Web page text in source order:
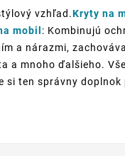
vzhľad.Kryty na
mobil : Kombinujú
a nárazmi,
a mnoho ďalšieho.
ten správny doplnok